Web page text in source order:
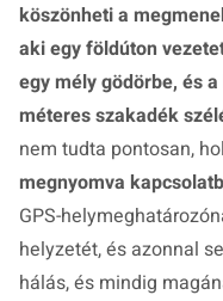
köszönheti a
aki egy földúton
egy mély gödörbe, és
méteres szakadék
nem tudta pontosan,
megnyomva
GPS-
helyzetét, és azonnal
hálás, és mindig